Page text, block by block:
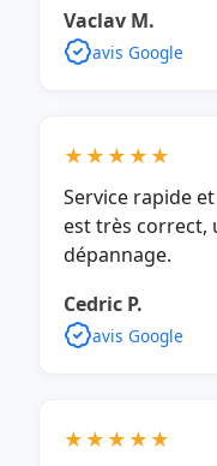
Vaclav M.
avis Google
★★★★★
Service rapide
est très correct,
dépannage.
Cedric P.
avis Google
★★★★★